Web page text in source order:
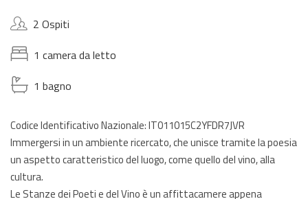
2 Ospiti
1 camera da letto
1 bagno
Codice Identificativo Nazionale: IT011015C2YFDR7JVR
Immergersi in un ambiente ricercato, che unisce tramite la poesia
un aspetto caratteristico del luogo, come quello del vino, alla
cultura.
Le Stanze dei Poeti e del Vino è un affittacamere appena